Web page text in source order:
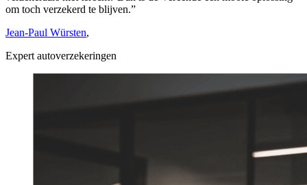
om toch verzekerd te blijven.”
Jean-Paul Würsten,
Expert autoverzekeringen